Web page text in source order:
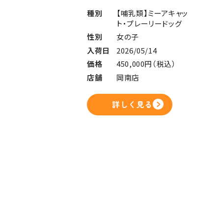
種別
【哺乳類】ミーアキャッ
ト・プレーリードッグ
性別
女の子
入荷日
2026/05/14
価格
450,000円（税込）
店舗
岡南店
詳しく見る